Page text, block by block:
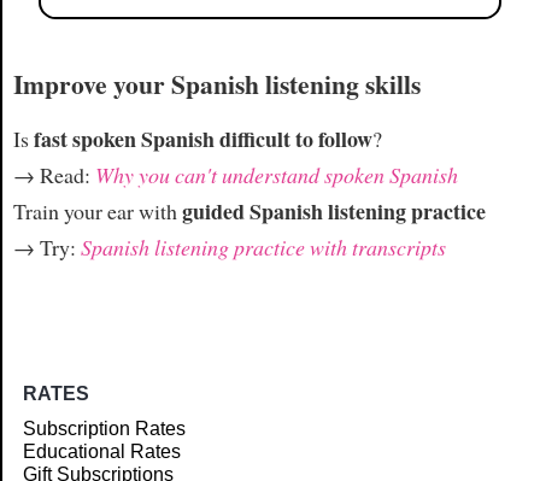
Improve your Spanish listening skills
Isfast spoken Spanish difficult to follow?
→ Read: Why you can't understand spoken Spanish
Train your ear withguided Spanish listening practice
→ Try: Spanish listening practice with transcripts
RATES
Subscription Rates
Educational Rates
Gift Subscriptions